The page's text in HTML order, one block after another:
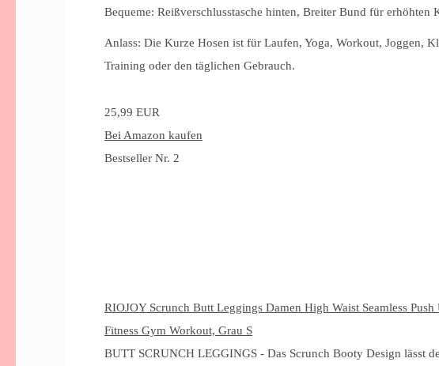
Bequeme: Reißverschlusstasche hinten, Breiter Bund für
Anlass: Die Kurze Hosen ist für Laufen, Yoga, Workout, Joggen,
Training oder den täglichen Gebrauch.
25,99 EUR
Bei Amazon kaufen
Bestseller Nr. 2
RIOJOY Scrunch Butt Leggings Damen High Waist Seamless
Fitness Gym Workout, Grau S
BUTT SCRUNCH LEGGINGS - Das Scrunch Booty Design lässt